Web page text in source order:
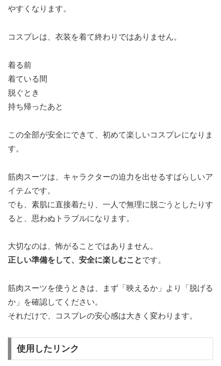
やすくなります。
コスプレは、衣装を着て終わりではありません。
着る前
着ている間
脱ぐとき
持ち帰ったあと
この全部が安全にできて、初めて楽しいコスプレになりま
す。
筋肉スーツは、キャラクターの迫力を出せるすばらしいア
イテムです。
でも、素肌に直接着たり、一人で無理に脱ごうとしたりす
ると、思わぬトラブルになります。
大切なのは、怖がることではありません。
正しい準備をして、安全に楽しむことです。
筋肉スーツを使うときは、まず「映えるか」より「脱げる
か」を確認してください。
それだけで、コスプレの安心感は大きく変わります。
使用したリンク